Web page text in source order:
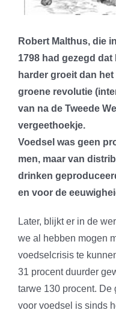
Robert Malthus, die
1798 had gezegd
harder groeit dan
groene revolutie
van na de Tweede
vergeethoekje.
Voedsel was geen
men, maar van
drinken
en voor de
Later, blijkt er in de
we al hebben mogen
voedselcrisis te
31 procent duurder
tarwe 130 procent. De
voor voedsel is sinds